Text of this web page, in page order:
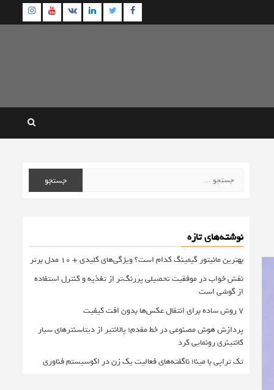
Facebook
Twitter
Linkedin
VK
برای:
نوشته‌های تازه
بهترین مانیتور گیمینگ کدام است؟ ویژگی‌های کلیدی + 10 مدل برتر
نقش خواب در موفقیت تحصیلی پررنگ‌تر از تغذیه و کنترل استفاده
از گوشی است
۷ روش ساده برای انتقال عکس‌ها بدون افت کیفیت
پردازش هوش مصنوعی در خط مقدم؛ پالانتیر از دیتاسنترهای سیار
کانتینری رونمایی کرد
تک تراپی با مینا؛ ناگفته‌های فعالیت یک زن در اکوسیستم فناوری